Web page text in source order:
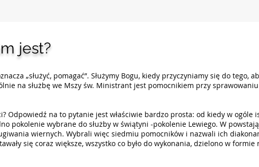
jest?
„służyć, pomagać”. Służymy Bogu, kiedy przyczyniamy się do tego,
na służbę we Mszy św. Ministrant jest pomocnikiem przy
Odpowiedź na to pytanie jest właściwie bardzo prosta: od kiedy w ogóle
pokolenie wybrane do służby w świątyni -pokolenie Lewiego. W
wiernych. Wybrali więc siedmiu pomocników i nazwali ich
się coraz większe, wszystko co było do wykonania, dzielono w